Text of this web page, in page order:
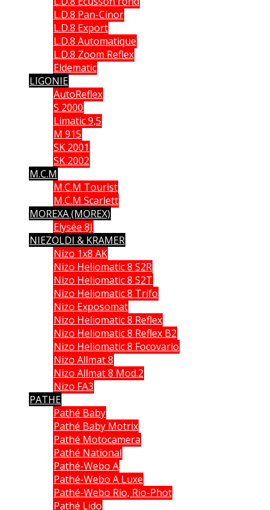
L.D.8 Pan-Cinor
L.D.8 Export
L.D.8 Automatique
L.D.8 Zoom Reflex
Eldematic
LIGONIE
AutoReflex
S 2000
Limatic 9,5
M 915
SK 2001
SK 2002
M.C.M
M.C.M Tourist
M.C.M Scarlett
MOREXA (MOREX)
Elysée 8J
NIEZOLDI & KRAMER
Nizo 1x8 AK
Nizo Heliomatic 8 S2R
Nizo Heliomatic 8 S2T
Nizo Heliomatic 8 Trifo
Nizo Exposomat
Nizo Heliomatic 8 Reflex
Nizo Heliomatic 8 Reflex B2
Nizo Heliomatic 8 Focovario
Nizo Allmat 8
Nizo Allmat 8 Mod.2
Nizo FA3
PATHE
Pathé Baby
Pathé Baby Motrix
Pathé Motocamera
Pathé National
Pathé-Webo A
Pathé-Webo A Luxe
Pathé-Webo Rio, Rio-Phot
Pathé Lido